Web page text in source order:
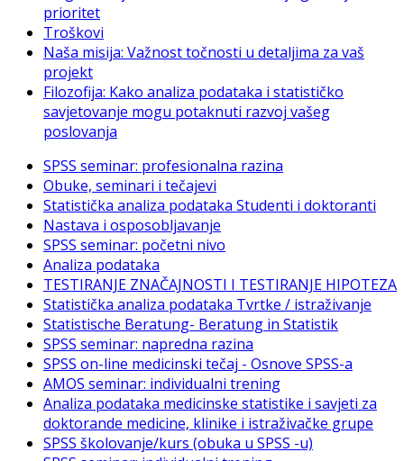
prioritet
Troškovi
Naša misija: Važnost točnosti u detaljima za vaš
projekt
Filozofija: Kako analiza podataka i statističko
savjetovanje mogu potaknuti razvoj vašeg
poslovanja
SPSS seminar: profesionalna razina
Obuke, seminari i tečajevi
Statistička analiza podataka Studenti i doktoranti
Nastava i osposobljavanje
SPSS seminar: početni nivo
Analiza podataka
TESTIRANJE ZNAČAJNOSTI I TESTIRANJE HIPOTEZA
Statistička analiza podataka Tvrtke / istraživanje
Statistische Beratung- Beratung in Statistik
SPSS seminar: napredna razina
SPSS on-line medicinski tečaj - Osnove SPSS-a
AMOS seminar: individualni trening
Analiza podataka medicinske statistike i savjeti za
doktorande medicine, klinike i istraživačke grupe
SPSS školovanje/kurs (obuka u SPSS -u)